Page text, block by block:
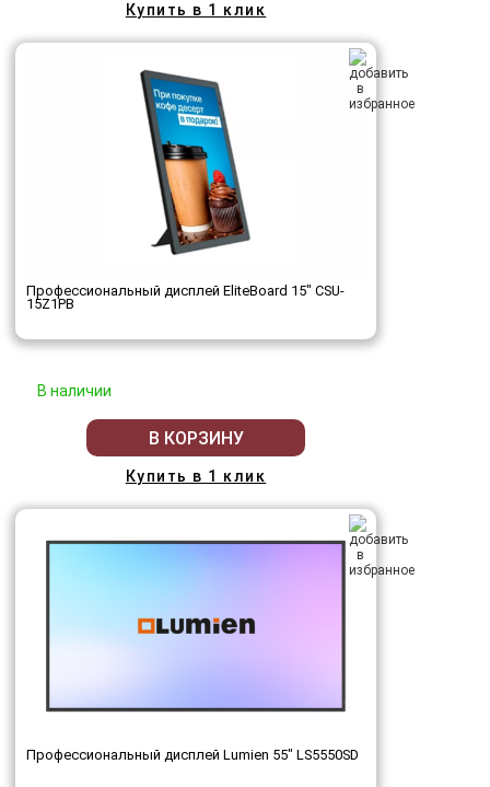
Купить в 1 клик
Профессиональный дисплей EliteBoard 15" CSU-
15Z1PB
В наличии
В КОРЗИНУ
Купить в 1 клик
Профессиональный дисплей Lumien 55" LS5550SD